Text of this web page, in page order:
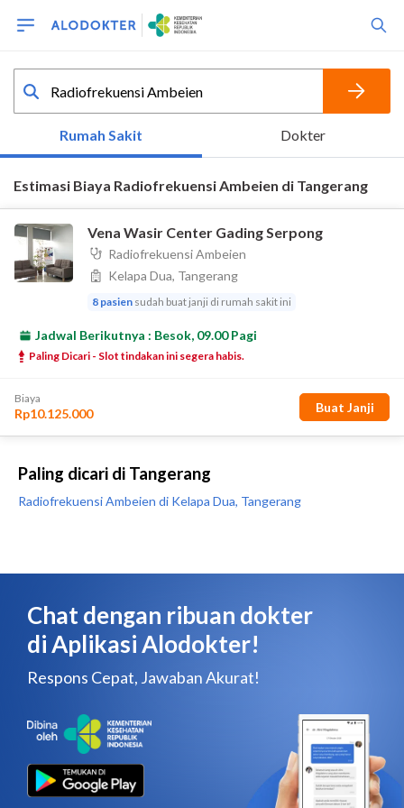
Paling dicari di Tangerang
Radiofrekuensi Ambeien di Kelapa Dua, Tangerang